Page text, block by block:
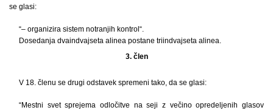
se glasi:
“– organizira sistem notranjih kontrol“.
Dosedanja dvaindvajseta alinea postane triindvajseta alinea.
3. člen
V 18. členu se drugi odstavek spremeni tako, da se glasi:
“Mestni svet sprejema odločitve na seji z večino opredeljenih glasov